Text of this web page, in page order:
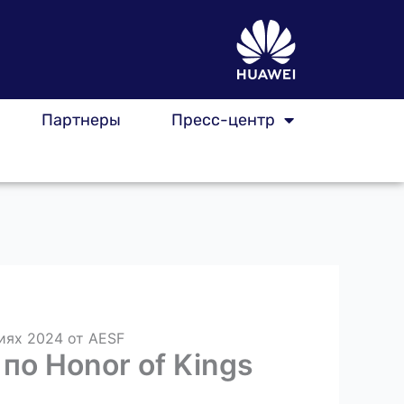
Партнеры Пресс-центр
2024 от AESF
Honor of Kings